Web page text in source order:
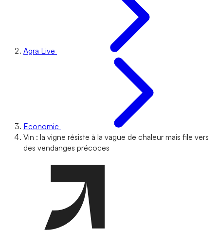
Agra Live
Economie
Vin : la vigne résiste à la vague de chaleur mais file vers
des vendanges précoces